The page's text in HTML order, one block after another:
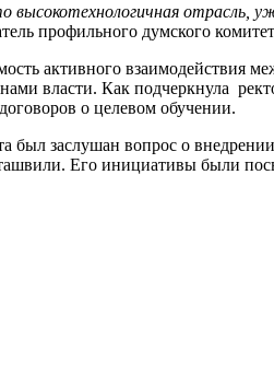
высокотехнологичная
профильного думского
активного
власти. Как подчеркнула
о целевом обучении.
был заслушан вопрос о
Его инициативы были